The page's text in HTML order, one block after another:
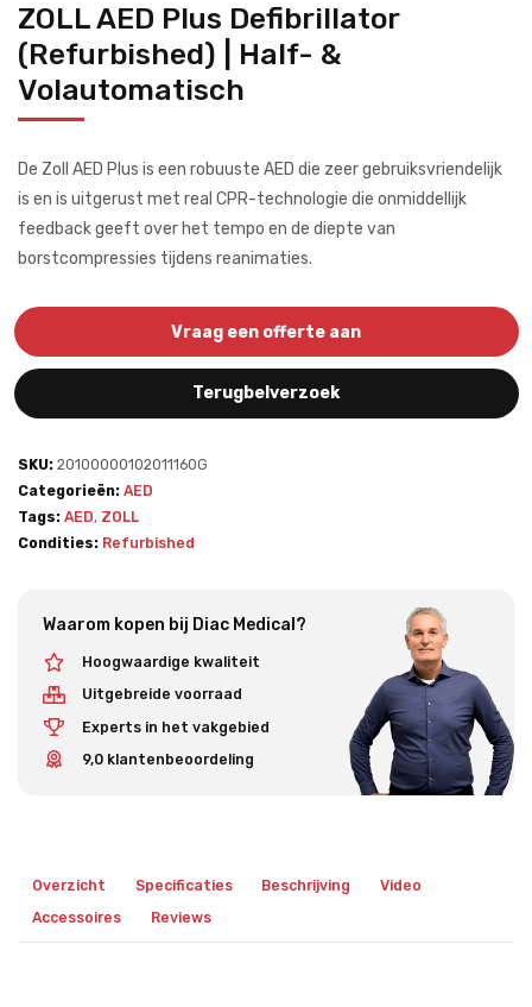
ZOLL AED Plus Defibrillator
(Refurbished) | Half- &
Volautomatisch
De Zoll AED Plus is een robuuste AED die zeer gebruiksvriendelijk
is en is uitgerust met real CPR-technologie die onmiddellijk
feedback geeft over het tempo en de diepte van
borstcompressies tijdens reanimaties.
Vraag een offerte aan
Terugbelverzoek
SKU: 20100000102011160G
Categorieën: AED
Tags: AED, ZOLL
Condities: Refurbished
Waarom kopen bij Diac Medical?
Hoogwaardige kwaliteit
Uitgebreide voorraad
Experts in het vakgebied
9,0 klantenbeoordeling
Overzicht Specificaties Beschrijving
Video
Accessoires
Reviews